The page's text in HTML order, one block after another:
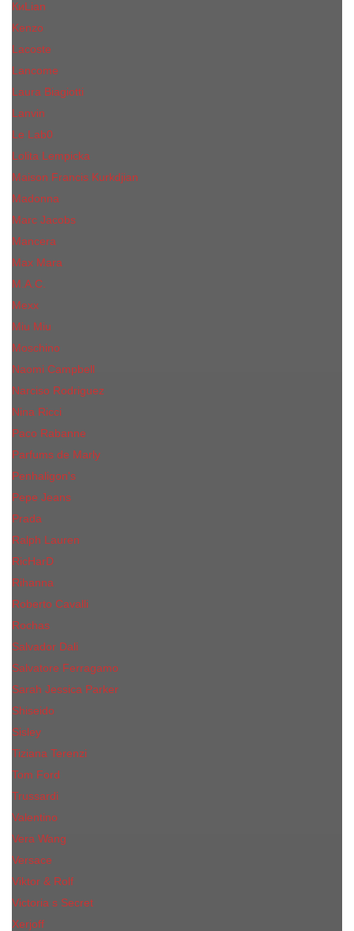
КиLian
Kenzo
Lacoste
Lancome
Laura Biagiotti
Lanvin
Lе Lab0
Lolita Lempicka
Maison Francis Kurkdjian
Madonna
Marc Jacobs
Mancera
Max Mara
M.А.C.
Mexx
Miu Miu
Mоsсhino
Naomi Campbell
Narciso Rodriguez
Nina Ricci
Paco Rabanne
Parfums de Marly
Penhaligon's
Pepe Jeans
Prada
Ralph Lauren
RicHarD
Rihanna
Roberto Cavalli
Rochas
Salvador Dali
Salvatore Ferragamo
Sarah Jessica Parker
Shiseido
Sisley
Tiziana Terenzi
Tom Ford
Trussardi
Valentino
Vera Wang
Versace
Viktor & Rolf
Victoria s Secret
Xerjoff